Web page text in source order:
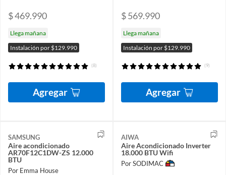
$ 469.990
Llega mañana
Instalación por $129.990
(8)
Agregar
$ 569.990
Llega mañana
Instalación por $129.990
(9)
Agregar
SAMSUNG
Aire acondicionado
AR70F12C1DW-ZS 12.000
BTU
Por Emma House
AIWA
Aire Acondicionado Inverter
18.000 BTU Wifi
Por SODIMAC